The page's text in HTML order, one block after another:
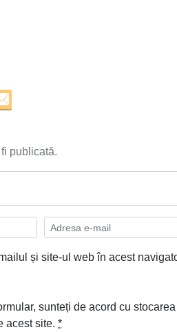
publicată.
și site-ul web în acest
sunteți de acord cu
acest site. *